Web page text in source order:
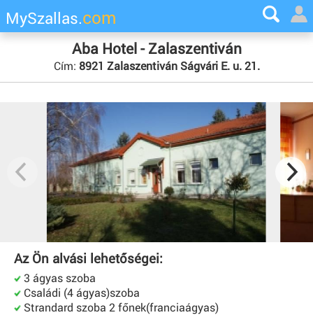
MySzallas.com
Aba Hotel - Zalaszentiván
Cím: 8921 Zalaszentiván Ságvári E. u. 21.
Az Ön alvási lehetőségei:
3 ágyas szoba
Családi (4 ágyas)szoba
Strandard szoba 2 főnek(franciaágyas)